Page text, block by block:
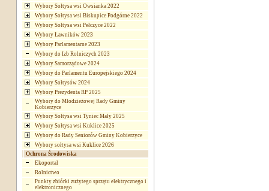
Wybory Sołtysa wsi Owsianka 2022
Wybory Sołtysa wsi Biskupice Podgórne 2022
Wybory Sołtysa wsi Pełczyce 2022
Wybory Ławników 2023
Wybory Parlamentarne 2023
Wybory do Izb Rolniczych 2023
Wybory Samorządowe 2024
Wybory do Parlamentu Europejskiego 2024
Wybory Sołtysów 2024
Wybory Prezydenta RP 2025
Wybory do Młodzieżowej Rady Gminy
Kobierzyce
Wybory Sołtysa wsi Tyniec Mały 2025
Wybory Sołtysa wsi Kuklice 2025
Wybory do Rady Seniorów Gminy Kobierzyce
Wybory sołtysa wsi Kuklice 2026
Ochrona Środowiska
Ekoportal
Rolnictwo
Punkty zbiórki zużytego sprzętu elektrycznego i
elektronicznego